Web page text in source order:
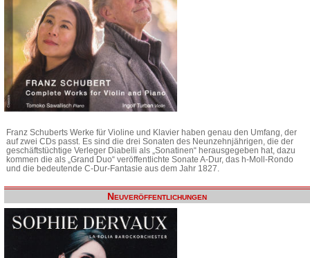
Franz Schuberts Werke für Violine und Klavier haben genau den Umfang, der
auf zwei CDs passt. Es sind die drei Sonaten des Neunzehnjährigen, die der
geschäftstüchtige Verleger Diabelli als „Sonatinen“ herausgegeben hat, dazu
kommen die als „Grand Duo“ veröffentlichte Sonate A-Dur, das h-Moll-Rondo
und die bedeutende C-Dur-Fantasie aus dem Jahr 1827.
Neuveröffentlichungen